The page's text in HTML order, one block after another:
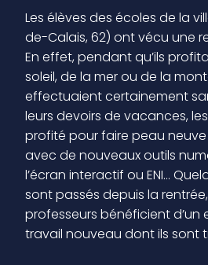
Les élèves des écoles de la
de-Calais, 62) ont vécu une
En effet, pendant qu’ils
soleil, de la mer ou de la
effectuaient certainement
leurs devoirs de vacances,
profité pour faire peau neuve
avec de nouveaux outils
l’écran interactif ou ENI…
sont passés depuis la
professeurs bénéficient d’un
travail nouveau dont ils sont